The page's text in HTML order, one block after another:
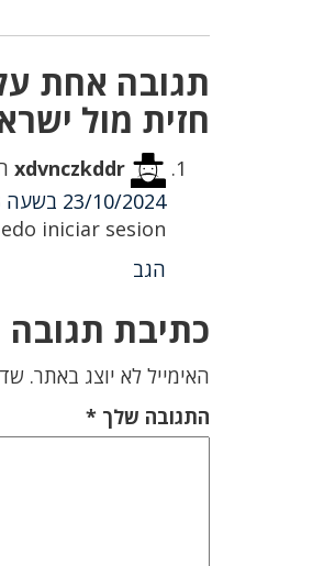
תגובה אחת
חזית מול
xdvnczkddr
23/10/2024 בשעה 14:23
iniciar sesion?
הגב
כתיבת תגובה
האימייל לא יוצג באתר.
התגובה שלך*